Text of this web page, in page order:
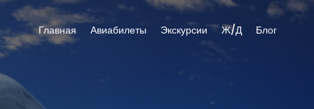
Главная Авиабилеты Экскурсии Ж/Д Блог